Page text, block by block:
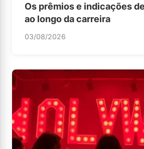
Os prêmios e indicações
ao longo da carreira
03/08/2026